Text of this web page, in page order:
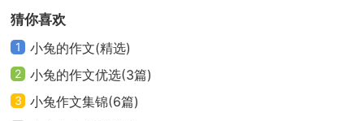
在一片茂盛的森林里有一只乐于助人的小兔子，有
一天小兔子闲在家很无聊，又看到自己的朋友都外出旅
行了，她想：其它人都去旅行了，我也要去旅行！然后
猜你喜欢
1 小兔的作文(精选)
2 小兔的作文优选(3篇)
3 小兔作文集锦(6篇)